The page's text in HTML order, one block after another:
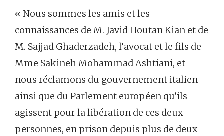
« Nous sommes les amis et les
connaissances de M. Javid Houtan Kian et de
M. Sajjad Ghaderzadeh, l’avocat et le fils de
Mme Sakineh Mohammad Ashtiani, et
nous réclamons du gouvernement italien
ainsi que du Parlement européen qu’ils
agissent pour la libération de ces deux
personnes, en prison depuis plus de deux